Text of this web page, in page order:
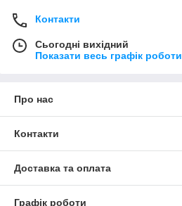
Контакти
Сьогодні вихідний
Показати весь графік роботи
Про нас
Контакти
Доставка та оплата
Графік роботи